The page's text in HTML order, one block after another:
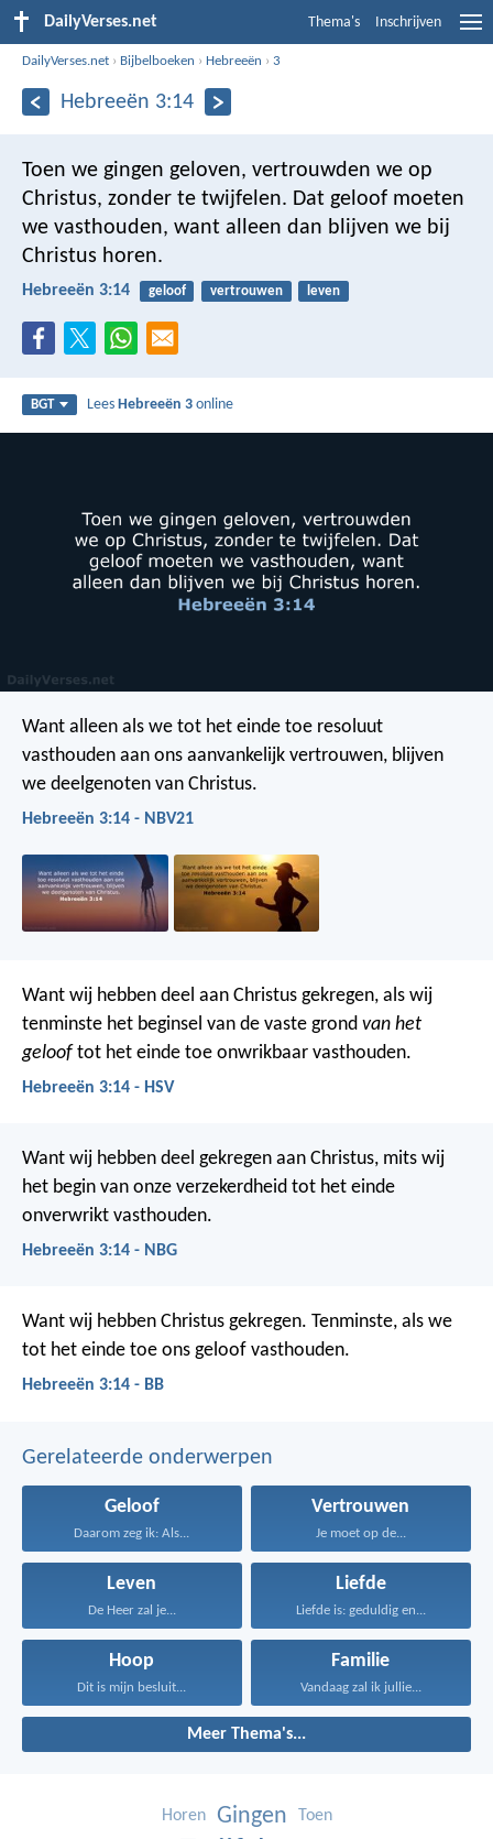
DailyVerses.net Thema's Inschrijven
DailyVerses.net › Bijbelboeken › Hebreeën ›3
Hebreeën 3:14
Toen we gingen geloven, vertrouwden we op
Christus, zonder te twijfelen. Dat geloof moeten
we vasthouden, want alleen dan blijven we bij
Christus horen.
Hebreeën 3:14 geloof vertrouwen leven
BGT LeesHebreeën 3 online
Want alleen als we tot het einde toe resoluut
vasthouden aan ons aanvankelijk vertrouwen, blijven
we deelgenoten van Christus.
Hebreeën 3:14 - NBV21
Want wij hebben deel aan Christus gekregen, als wij
tenminste het beginsel van de vaste grond van het
geloof tot het einde toe onwrikbaar vasthouden.
Hebreeën 3:14 - HSV
Want wij hebben deel gekregen aan Christus, mits wij
het begin van onze verzekerdheid tot het einde
onverwrikt vasthouden.
Hebreeën 3:14 - NBG
Want wij hebben Christus gekregen. Tenminste, als we
tot het einde toe ons geloof vasthouden.
Hebreeën 3:14 - BB
Gerelateerde onderwerpen
Geloof
Daarom zeg ik: Als...
Vertrouwen
Je moet op de...
Leven
De Heer zal je...
Liefde
Liefde is: geduldig en...
Hoop
Dit is mijn besluit...
Familie
Vandaag zal ik jullie...
Meer Thema's...
Horen Gingen Toen